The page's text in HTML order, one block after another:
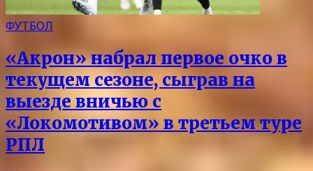
ФУТБОЛ
«Акрон» набрал первое очко в
текущем сезоне, сыграв на
выезде вничью с
«Локомотивом» в третьем туре
РПЛ